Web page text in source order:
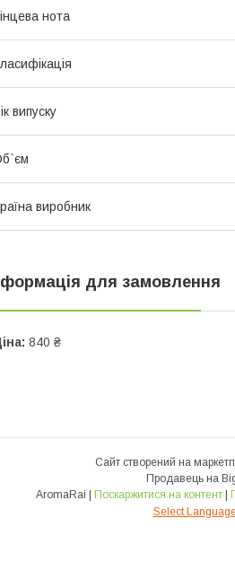
нота
випуску
виробник
для замовлення
840 ₴
Сайт створений на
Продавець на
Поскаржитися на контент
Select